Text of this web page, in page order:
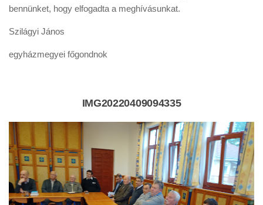
bennünket, hogy elfogadta a meghívásunkat.
Szilágyi János
egyházmegyei főgondnok
IMG20220409094335